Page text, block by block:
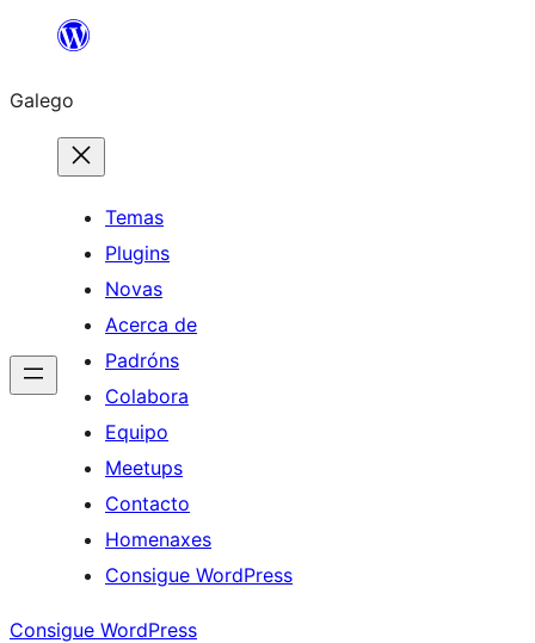
Saltar
contido
Galego
Temas
Plugins
Novas
Acerca de
Padróns
Colabora
Equipo
Meetups
Contacto
Homenaxes
Consigue WordPress
Consigue WordPress